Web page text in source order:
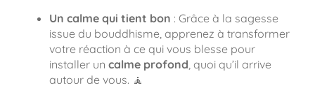
Un calme qui tient bon : Grâce à la sagesse
issue du bouddhisme, apprenez à transformer
votre réaction à ce qui vous blesse pour
installer un calme profond, quoi qu’il arrive
autour de vous. 🧘